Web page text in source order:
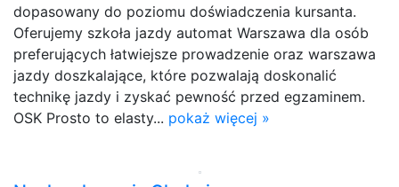
dopasowany do poziomu doświadczenia kursanta.
Oferujemy szkoła jazdy automat Warszawa dla osób
preferujących łatwiejsze prowadzenie oraz warszawa
jazdy doszkalające, które pozwalają doskonalić
technikę jazdy i zyskać pewność przed egzaminem.
OSK Prosto to elasty... pokaż więcej »